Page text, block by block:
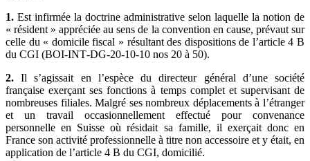
1. Est infirmée la doctrine administrative selon laquelle la notion de
« résident » appréciée au sens de la convention en cause, prévaut sur
celle du « domicile fiscal » résultant des dispositions de l’article 4 B
du CGI (BOI‑INT‑DG‑20‑10‑10 nos 20 à 50).
2.Il s’agissait en l’espèce du directeur général d’une société
française exerçant ses fonctions à temps complet et supervisant de
nombreuses filiales. Malgré ses nombreux déplacements à l’étranger
et un travail occasionnellement effectué pour convenance
personnelle en Suisse où résidait sa famille, il exerçait donc en
France son activité professionnelle à titre non accessoire et y était, en
application de l’article 4 B du CGI, domicilié.